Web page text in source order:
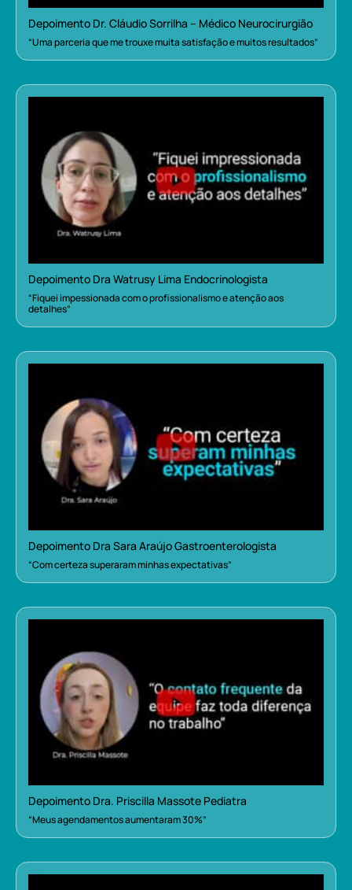
Depoimento Dr. Cláudio Sorrilha – Médico Neurocirurgião
“Uma parceria que me trouxe muita satisfação e muitos resultados”
Depoimento Dra Watrusy Lima Endocrinologista
“Fiquei impessionada com o profissionalismo e atenção aos
detalhes”
Depoimento Dra Sara Araújo Gastroenterologista
“Com certeza superaram minhas expectativas”
Depoimento Dra. Priscilla Massote Pediatra
“Meus agendamentos aumentaram 30%”